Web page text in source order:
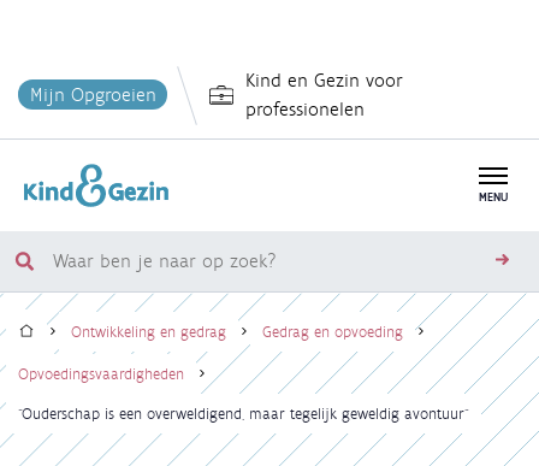
en
inhoud
Mijn Opgroeien
Kind en Gezin voor
professionelen
MENU
Waar
ben
je
zoek?
Kruimelpad
HomeOntwikkeling en gedrag Gedrag en opvoeding
Opvoedingsvaardigheden
“Ouderschap is een overweldigend, maar tegelijk geweldig avontuur"